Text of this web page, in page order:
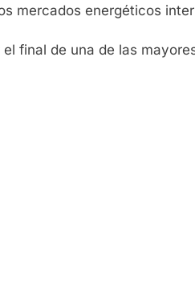
mercados energéticos
final de una de las